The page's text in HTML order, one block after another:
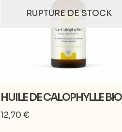
RUPTURE DE STOCK
HUILE DE CALOPHYLLE BIO
12,70 €